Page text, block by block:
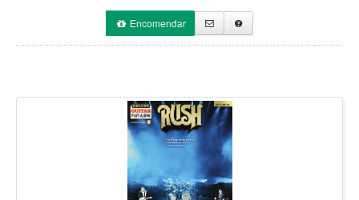
Encomendar